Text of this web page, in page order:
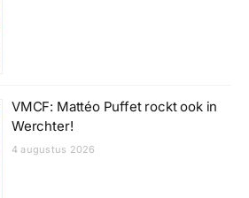
VMCF: Mattéo Puffet rockt ook in
Werchter!
4 augustus 2026